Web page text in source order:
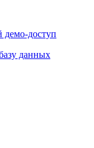
демо-доступ
данных